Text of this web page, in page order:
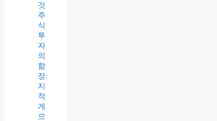
것
주
식
투
자
의
함
정:
지
적
게
으